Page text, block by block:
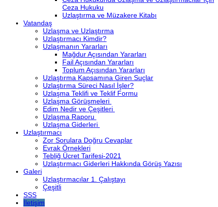
Ceza Hukuku
Uzlaştırma ve Müzakere Kitabı
Vatandaş
Uzlaşma ve Uzlaştırma
Uzlaştırmacı Kimdir?
Uzlaşmanın Yararları
Mağdur Açısından Yararları
Fail Açısından Yararları
Toplum Açısından Yararları
Uzlaştırma Kapsamına Giren Suçlar
Uzlaştırma Süreci Nasıl İşler?
Uzlaşma Teklifi ve Teklif Formu
Uzlaşma Görüşmeleri
Edim Nedir ve Çeşitleri
Uzlaşma Raporu
Uzlaşma Giderleri
Uzlaştırmacı
Zor Sorulara Doğru Cevaplar
Evrak Örnekleri
Tebliğ Ücret Tarifesi-2021
Uzlaştırmacı Giderleri Hakkında Görüş Yazısı
Galeri
Uzlaştırmacılar 1. Çalıştayı
Çeşitli
SSS
İletişim